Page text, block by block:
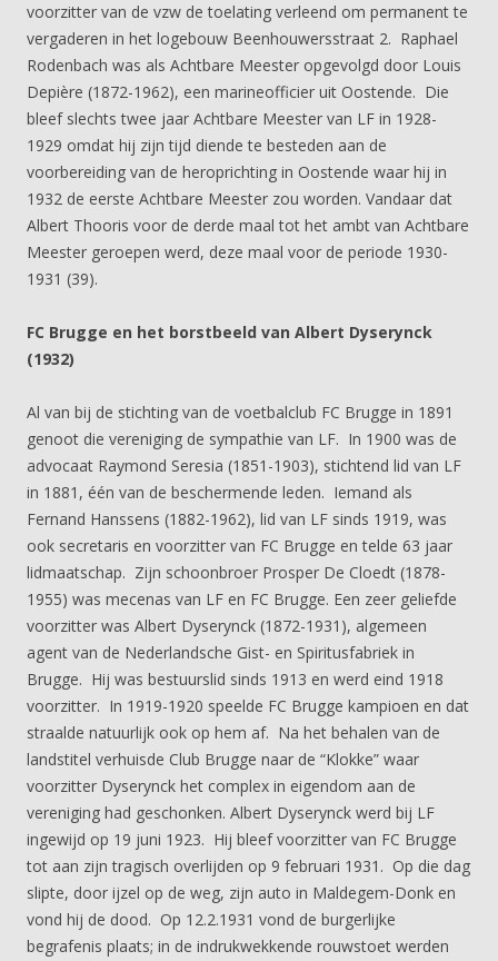
voorzitter van de vzw de toelating verleend om permanent te
vergaderen in het logebouw Beenhouwersstraat 2. Raphael
Rodenbach was als Achtbare Meester opgevolgd door Louis
Depière (1872-1962), een marineofficier uit Oostende. Die
bleef slechts twee jaar Achtbare Meester van LF in 1928-
1929 omdat hij zijn tijd diende te besteden aan de
voorbereiding van de heroprichting in Oostende waar hij in
1932 de eerste Achtbare Meester zou worden. Vandaar dat
Albert Thooris voor de derde maal tot het ambt van Achtbare
Meester geroepen werd, deze maal voor de periode 1930-
1931 (39).
FC Brugge en het borstbeeld van Albert Dyserynck
(1932)
Al van bij de stichting van de voetbalclub FC Brugge in 1891
genoot die vereniging de sympathie van LF. In 1900 was de
advocaat Raymond Seresia (1851-1903), stichtend lid van LF
in 1881, één van de beschermende leden. Iemand als
Fernand Hanssens (1882-1962), lid van LF sinds 1919, was
ook secretaris en voorzitter van FC Brugge en telde 63 jaar
lidmaatschap. Zijn schoonbroer Prosper De Cloedt (1878-
1955) was mecenas van LF en FC Brugge. Een zeer geliefde
voorzitter was Albert Dyserynck (1872-1931), algemeen
agent van de Nederlandsche Gist- en Spiritusfabriek in
Brugge. Hij was bestuurslid sinds 1913 en werd eind 1918
voorzitter. In 1919-1920 speelde FC Brugge kampioen en dat
straalde natuurlijk ook op hem af. Na het behalen van de
landstitel verhuisde Club Brugge naar de “Klokke” waar
voorzitter Dyserynck het complex in eigendom aan de
vereniging had geschonken. Albert Dyserynck werd bij LF
ingewijd op 19 juni 1923. Hij bleef voorzitter van FC Brugge
tot aan zijn tragisch overlijden op 9 februari 1931. Op die dag
slipte, door ijzel op de weg, zijn auto in Maldegem-Donk en
vond hij de dood. Op 12.2.1931 vond de burgerlijke
begrafenis plaats; in de indrukwekkende rouwstoet werden